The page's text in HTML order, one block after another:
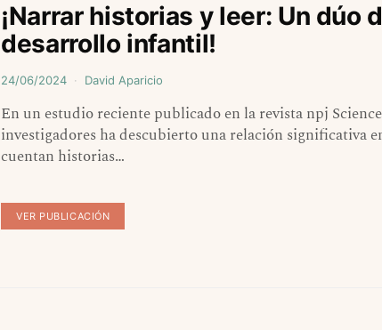
¡Narrar historias y leer: Un dúo
desarrollo infantil!
24/06/2024 David Aparicio
En un estudio reciente publicado en la revista npj
investigadores ha descubierto una relación significativa
cuentan historias…
VER PUBLICACIÓN